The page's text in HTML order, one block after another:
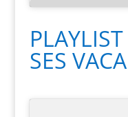
SES